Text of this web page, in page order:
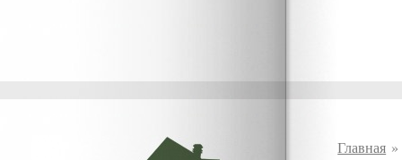
Главная »